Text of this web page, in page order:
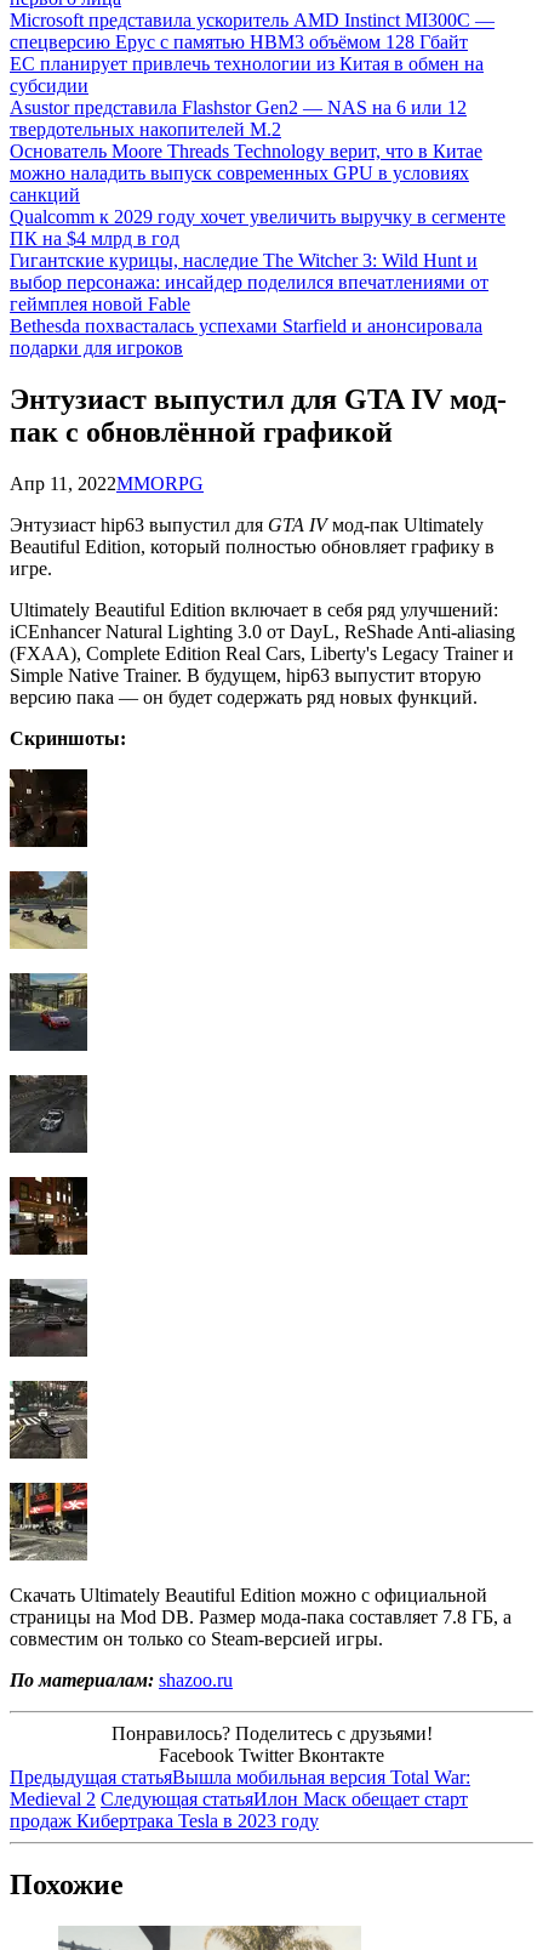
Microsoft представила ускоритель AMD Instinct MI300C —
спецверсию Epyc с памятью HBM3 объёмом 128 Гбайт
ЕС планирует привлечь технологии из Китая в обмен на
субсидии
Asustor представила Flashstor Gen2 — NAS на 6 или 12
твердотельных накопителей M.2
Основатель Moore Threads Technology верит, что в Китае
можно наладить выпуск современных GPU в условиях
санкций
Qualcomm к 2029 году хочет увеличить выручку в сегменте
ПК на $4 млрд в год
Гигантские курицы, наследие The Witcher 3: Wild Hunt и
выбор персонажа: инсайдер поделился впечатлениями от
геймплея новой Fable
Bethesda похвасталась успехами Starfield и анонсировала
подарки для игроков
Энтузиаст выпустил для GTA IV мод-
пак с обновлённой графикой
Апр 11, 2022MMORPG
Энтузиаст hip63 выпустил для GTA IVмод-пак Ultimately
Beautiful Edition, который полностью обновляет графику в
игре.
Ultimately Beautiful Edition включает в себя ряд улучшений:
iCEnhancer Natural Lighting 3.0 от DayL, ReShade Anti-aliasing
(FXAA), Complete Edition Real Cars, Liberty's Legacy Trainer и
Simple Native Trainer. В будущем, hip63 выпустит вторую
версию пака — он будет содержать ряд новых функций.
Скриншоты:
Скачать Ultimately Beautiful Edition можно с официальной
страницы на Mod DB. Размер мода-пака составляет 7.8 ГБ, а
совместим он только со Steam-версией игры.
По материалам: shazoo.ru
Понравилось? Поделитесь с друзьями!
Facebook Twitter Вконтакте
Предыдущая статьяВышла мобильная версия Total War:
Medieval 2 Следующая статьяИлон Маск обещает старт
продаж Кибертрака Tesla в 2023 году
Похожие